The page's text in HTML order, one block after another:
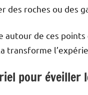
des roches ou des
autour de ces
transforme
pour éveiller